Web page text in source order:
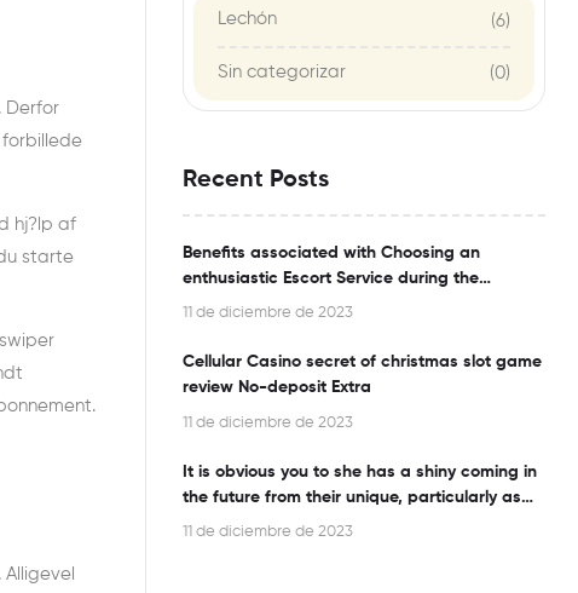
Derfor
hj?lp af
starte
Lechón (6)
Sin categorizar (0)
Recent Posts
Benefits associated with Choosing an
enthusiastic Escort Service during the
Bangalore
11 de diciembre de 2023
Cellular Casino secret of christmas slot game
review No-deposit Extra
11 de diciembre de 2023
It is obvious you to she has a shiny coming in
the future from their unique, particularly as
this woman is an effective networker
11 de diciembre de 2023